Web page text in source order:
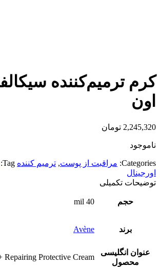
کرم ترمیم‌کننده
اون
2,245,320 تومان
ناموجود
Categories: مراقبت از پوست, ترمیم کننده Tag:
اورجینال
توضیحات تکمیلی
حجم 40 mil
برند Avène
عنوان انگلیسی
محصول
Repairing Protective Cream